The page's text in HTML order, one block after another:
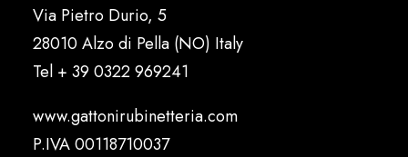
Via Pietro Durio, 5
28010 Alzo di Pella (NO) Italy
Tel + 39 0322 969241
www.gattonirubinetteria.com
P.IVA 00118710037